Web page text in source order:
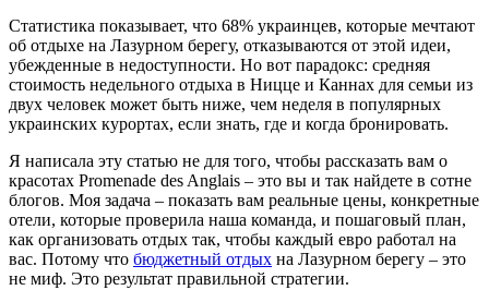
Статистика показывает, что 68% украинцев, которые мечтают
об отдыхе на Лазурном берегу, отказываются от этой идеи,
убежденные в недоступности. Но вот парадокс: средняя
стоимость недельного отдыха в Ницце и Каннах для семьи из
двух человек может быть ниже, чем неделя в популярных
украинских курортах, если знать, где и когда бронировать.
Я написала эту статью не для того, чтобы рассказать вам о
красотах Promenade des Anglais – это вы и так найдете в сотне
блогов. Моя задача – показать вам реальные цены, конкретные
отели, которые проверила наша команда, и пошаговый план,
как организовать отдых так, чтобы каждый евро работал на
вас. Потому что бюджетный отдых на Лазурном берегу – это
не миф. Это результат правильной стратегии.